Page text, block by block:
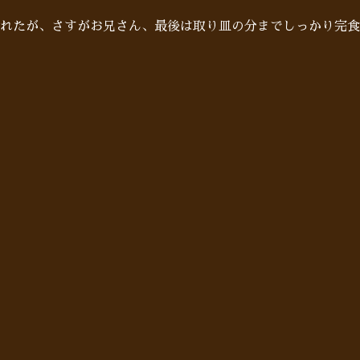
たが、さすがお兄さん、最後は取り皿の分までしっかり完